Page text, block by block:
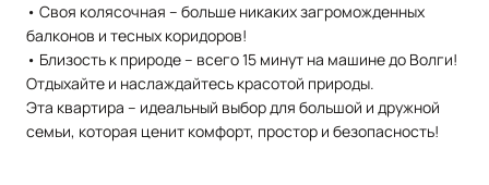
• Своя колясочная – больше никаких загроможденных
балконов и тесных коридоров!
• Близость к природе – всего 15 минут на машине до Волги!
Отдыхайте и наслаждайтесь красотой природы.
Эта квартира – идеальный выбор для большой и дружной
семьи, которая ценит комфорт, простор и безопасность!